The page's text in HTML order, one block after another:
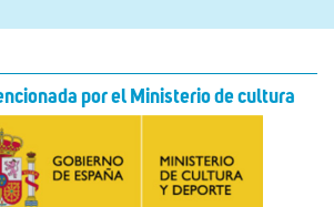
por el Ministerio de cultura